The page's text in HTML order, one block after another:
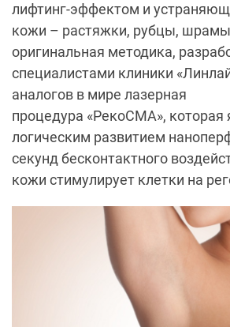
лифтинг-эффектом и
кожи – растяжки, рубцы,
оригинальная методика,
специалистами клиники
аналогов в мире лазерная
процедура «РекоСМА», которая
логическим развитием
секунд бесконтактного
кожи стимулирует клетки на